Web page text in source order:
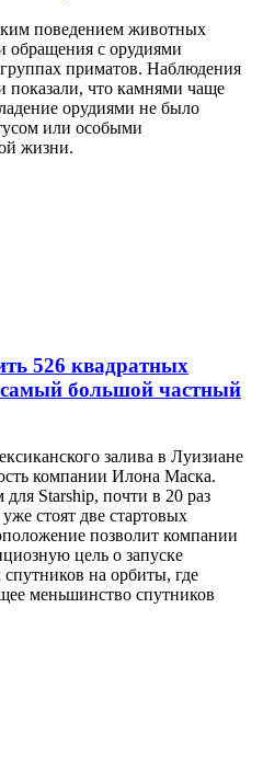
поведением животных
обращения с орудиями
приматов. Наблюдения
показали, что камнями чаще
орудиями не было
или особыми
жизни.
526 квадратных
большой частный
залива в Луизиане
компании Илона Маска.
Starship, почти в 20 раз
стоят две стартовых
позволит компании
цель о запуске
на орбиты, где
меньшинство спутников